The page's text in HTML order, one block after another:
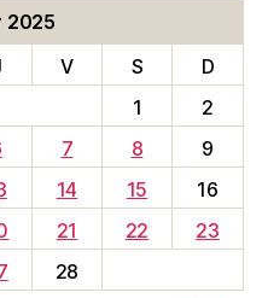
2025
V S
D
1
2
7 8
9
14 15
16
21 22
23
28